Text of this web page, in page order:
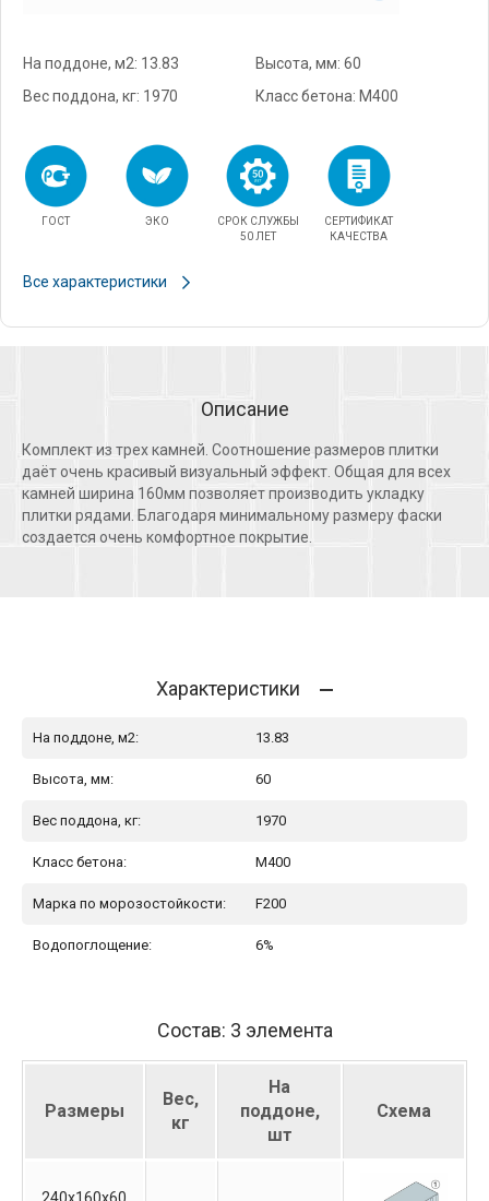
На поддоне, м2: 13.83
Высота, мм: 60
Вес поддона, кг: 1970
Класс бетона: М400
ГОСТ ЭКО
СРОК СЛУЖБЫ
50 ЛЕТ
СЕРТИФИКАТ
КАЧЕСТВА
Все характеристики
Описание
Комплект из трех камней. Соотношение размеров плитки
даёт очень красивый визуальный эффект. Общая для всех
камней ширина 160мм позволяет производить укладку
плитки рядами. Благодаря минимальному размеру фаски
создается очень комфортное покрытие.
Характеристики
На поддоне, м2: 13.83
Высота, мм: 60
Вес поддона, кг: 1970
Класс бетона: М400
Марка по морозостойкости: F200
Водопоглощение: 6%
Состав: 3 элемента
Размеры
Вес,
кг
На
поддоне,
шт
Схема
240х160х60